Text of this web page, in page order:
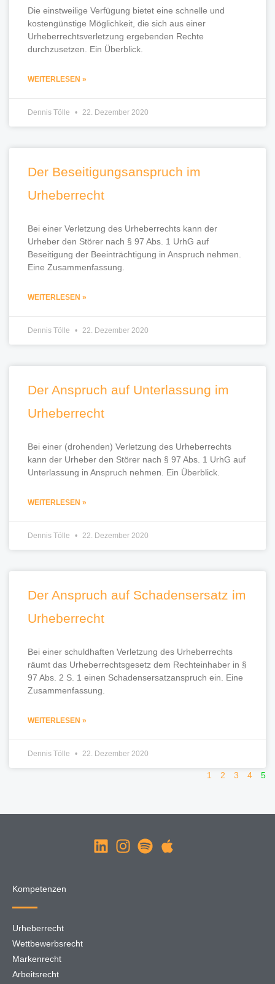
Die einstweilige Verfügung bietet eine schnelle und
kostengünstige Möglichkeit, die sich aus einer
Urheberrechtsverletzung ergebenden Rechte
durchzusetzen. Ein Überblick.
WEITERLESEN »
Dennis Tölle 22. Dezember 2020
Der Beseitigungsanspruch im
Urheberrecht
Bei einer Verletzung des Urheberrechts kann der
Urheber den Störer nach § 97 Abs. 1 UrhG auf
Beseitigung der Beeinträchtigung in Anspruch nehmen.
Eine Zusammenfassung.
WEITERLESEN »
Dennis Tölle 22. Dezember 2020
Der Anspruch auf Unterlassung im
Urheberrecht
Bei einer (drohenden) Verletzung des Urheberrechts
kann der Urheber den Störer nach § 97 Abs. 1 UrhG auf
Unterlassung in Anspruch nehmen. Ein Überblick.
WEITERLESEN »
Dennis Tölle 22. Dezember 2020
Der Anspruch auf Schadensersatz im
Urheberrecht
Bei einer schuldhaften Verletzung des Urheberrechts
räumt das Urheberrechtsgesetz dem Rechteinhaber in §
97 Abs. 2 S. 1 einen Schadensersatzanspruch ein. Eine
Zusammenfassung.
WEITERLESEN »
Dennis Tölle 22. Dezember 2020
1 2 3 4 5
Kompetenzen
Urheberrecht
Wettbewerbsrecht
Markenrecht
Arbeitsrecht